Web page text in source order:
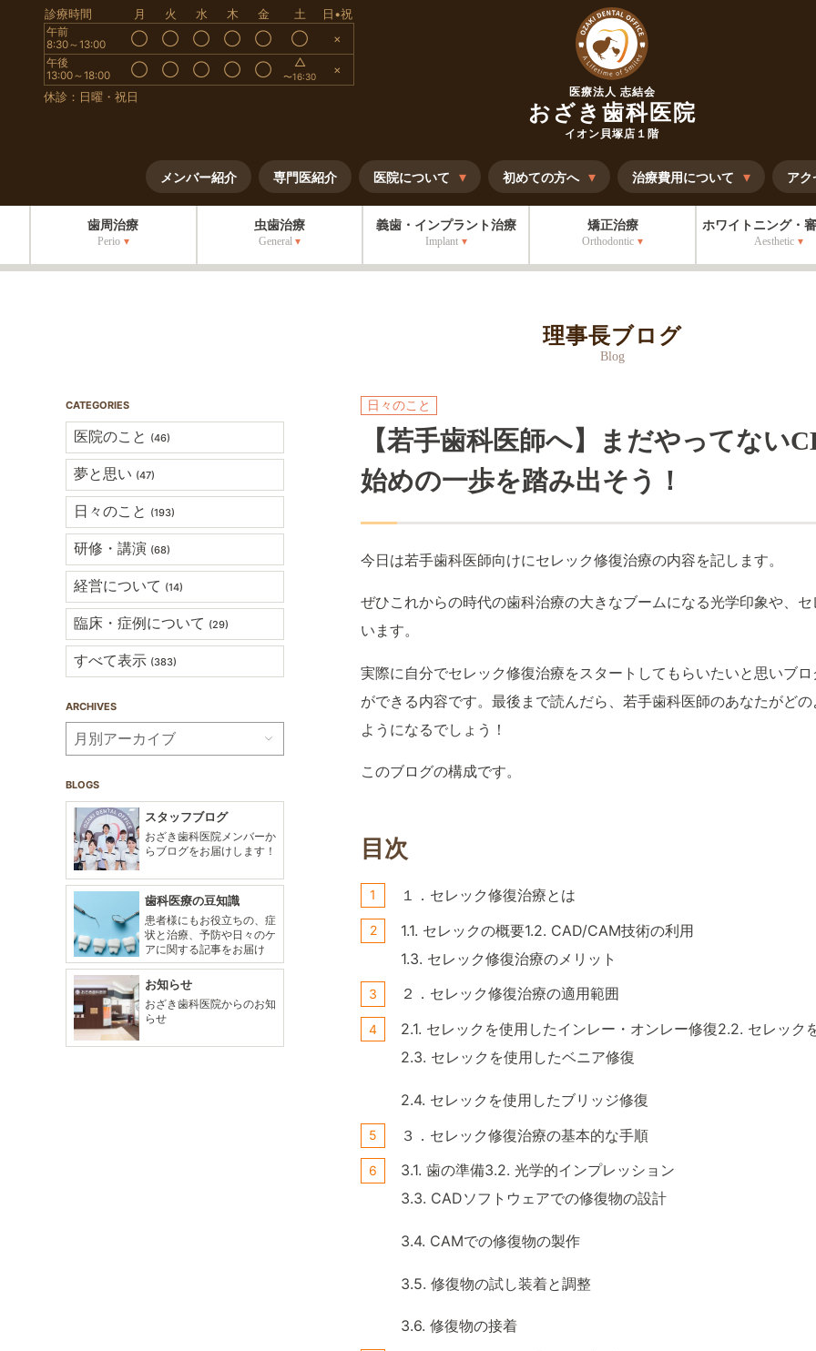
医療法人 志結会
おざき歯科医院
イオン貝塚店１階
診療時間 月 火 水 木 金 土 日•祝
午前
8:30～13:00
◯ ◯ ◯ ◯ ◯ ◯ ×
午後
13:00～18:00
◯ ◯ ◯ ◯ ◯ △
〜16:30
×
休診：日曜・祝日
メンバー紹介 専門医紹介 医院について 初めての方へ
歯周治療
Perio
虫歯治療
General
義歯・インプラント治療
Implant
矯正治療
Orthodontic
ホワイトニング・
Aesthetic
治療費用について アク
理事長ブログ
Blog
CATEGORIES
医院のこと (46)
夢と思い (47)
日々のこと (193)
研修・講演 (68)
経営について (14)
臨床・症例について (29)
すべて表示 (383)
ARCHIVES
BLOGS
スタッフブログ
おざき歯科医院メンバーか
らブログをお届けします！
歯科医療の豆知識
患者様にもお役立ちの、症
状と治療、予防や日々のケ
アに関する記事をお届け
お知らせ
おざき歯科医院からのお知
らせ
日々のこと
【若手歯科医師へ】
まだやってない
始めの一歩を踏み出そう！
今日は若手歯科医師向けにセレック修復治療の内容を記します。
ぜひこれからの時代の歯科治療の大きなブームになる光学印象や、
います。
実際に自分でセレック修復治療をスタートしてもらいたいと思いブ
ができる内容です。最後まで読んだら、若手歯科医師のあなたがど
ようになるでしょう！
このブログの構成です。
目次
１．セレック修復治療とは
1.1. セレックの概要1.2. CAD/CAM技術の利用
1.3. セレック修復治療のメリット
２．セレック修復治療の適用範囲
2.1. セレックを使用したインレー・オンレー修復2.2. セレック
2.3. セレックを使用したベニア修復
2.4. セレックを使用したブリッジ修復
３．セレック修復治療の基本的な手順
3.1. 歯の準備3.2. 光学的インプレッション
3.3. CADソフトウェアでの修復物の設計
3.4. CAMでの修復物の製作
3.5. 修復物の試し装着と調整
3.6. 修復物の接着